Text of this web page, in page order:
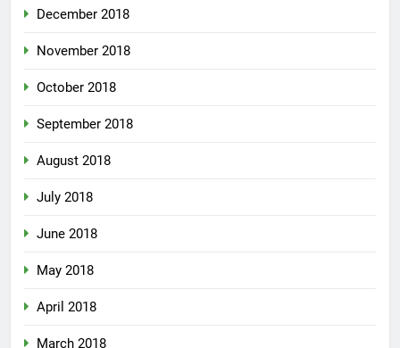
December 2018
November 2018
October 2018
September 2018
August 2018
July 2018
June 2018
May 2018
April 2018
March 2018